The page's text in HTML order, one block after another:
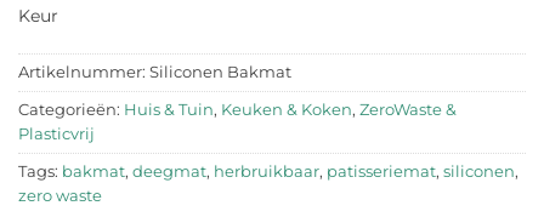
Keur
Artikelnummer: Siliconen Bakmat
Categorieën: Huis & Tuin, Keuken & Koken, ZeroWaste &
Plasticvrij
Tags: bakmat, deegmat, herbruikbaar, patisseriemat, siliconen,
zero waste